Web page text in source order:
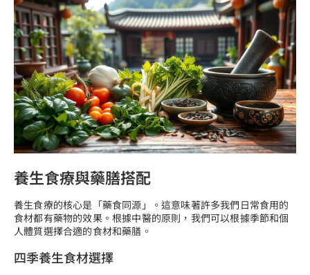
養生食療與藥膳搭配
養生食療的核心是「藥食同源」。這意味著許多我們日常食用的
食材都有藥物的效果。根據中醫的原則，我們可以根據季節和個
人體質選擇合適的食材和藥膳。
四季養生食材選擇